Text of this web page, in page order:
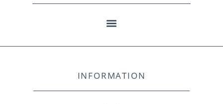
INFORMATION